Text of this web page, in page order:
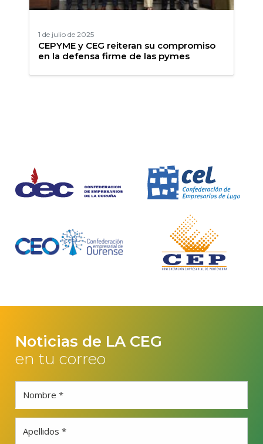
1 de julio de 2025
CEPYME y CEG reiteran su compromiso
en la defensa firme de las pymes
Noticias de LA CEG
en tu correo
Nombre *
Apellidos *